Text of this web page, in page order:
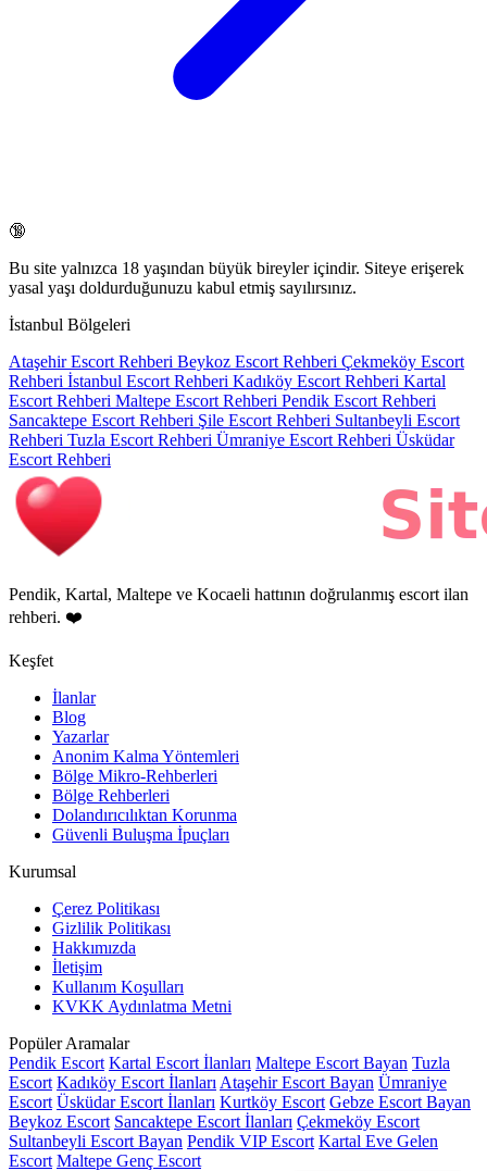
🔞
Bu site yalnızca 18 yaşından büyük bireyler içindir. Siteye erişerek
yasal yaşı doldurduğunuzu kabul etmiş sayılırsınız.
İstanbul Bölgeleri
Ataşehir Escort Rehberi Beykoz Escort Rehberi Çekmeköy Escort
Rehberi İstanbul Escort Rehberi Kadıköy Escort Rehberi Kartal
Escort Rehberi Maltepe Escort Rehberi Pendik Escort Rehberi
Sancaktepe Escort Rehberi Şile Escort Rehberi Sultanbeyli Escort
Rehberi Tuzla Escort Rehberi Ümraniye Escort Rehberi Üsküdar
Escort Rehberi
Pendik, Kartal, Maltepe ve Kocaeli hattının doğrulanmış escort ilan
rehberi. ❤️
Keşfet
İlanlar
Blog
Yazarlar
Anonim Kalma Yöntemleri
Bölge Mikro-Rehberleri
Bölge Rehberleri
Dolandırıcılıktan Korunma
Güvenli Buluşma İpuçları
Kurumsal
Çerez Politikası
Gizlilik Politikası
Hakkımızda
İletişim
Kullanım Koşulları
KVKK Aydınlatma Metni
Popüler Aramalar
Pendik Escort Kartal Escort İlanları Maltepe Escort Bayan Tuzla
Escort Kadıköy Escort İlanları Ataşehir Escort Bayan Ümraniye
Escort Üsküdar Escort İlanları Kurtköy Escort Gebze Escort Bayan
Beykoz Escort Sancaktepe Escort İlanları Çekmeköy Escort
Sultanbeyli Escort Bayan Pendik VIP Escort Kartal Eve Gelen
Escort Maltepe Genç Escort